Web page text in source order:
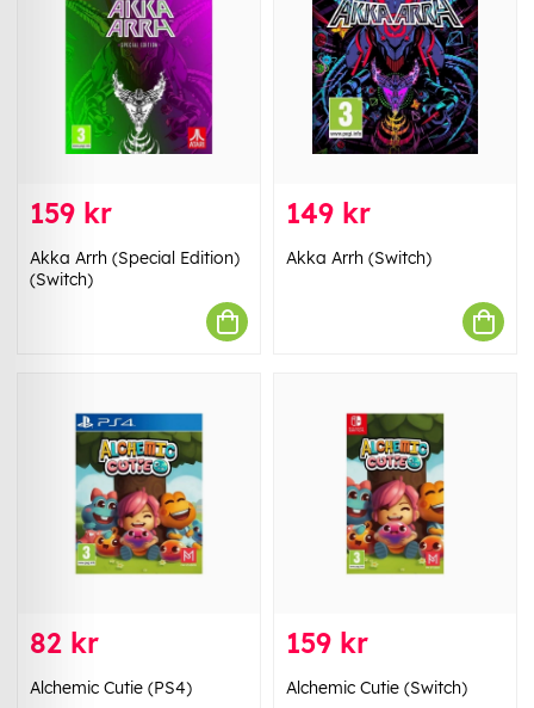
159 kr
Akka Arrh (Special Edition)
(Switch)
149 kr
Akka Arrh (Switch)
82 kr
Alchemic Cutie (PS4)
159 kr
Alchemic Cutie (Switch)